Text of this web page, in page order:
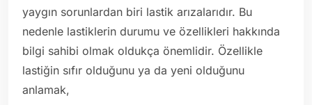
yaygın sorunlardan biri lastik arızalarıdır. Bu
nedenle lastiklerin durumu ve özellikleri hakkında
bilgi sahibi olmak oldukça önemlidir. Özellikle
lastiğin sıfır olduğunu ya da yeni olduğunu
anlamak,